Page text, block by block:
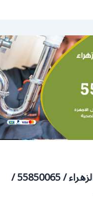
هاتف فني صحي الزهراء / 55850065 /